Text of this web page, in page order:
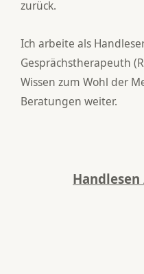
zurück.
Ich arbeite als
Gesprächstherapeuth
Wissen zum Wohl der
Beratungen weiter.